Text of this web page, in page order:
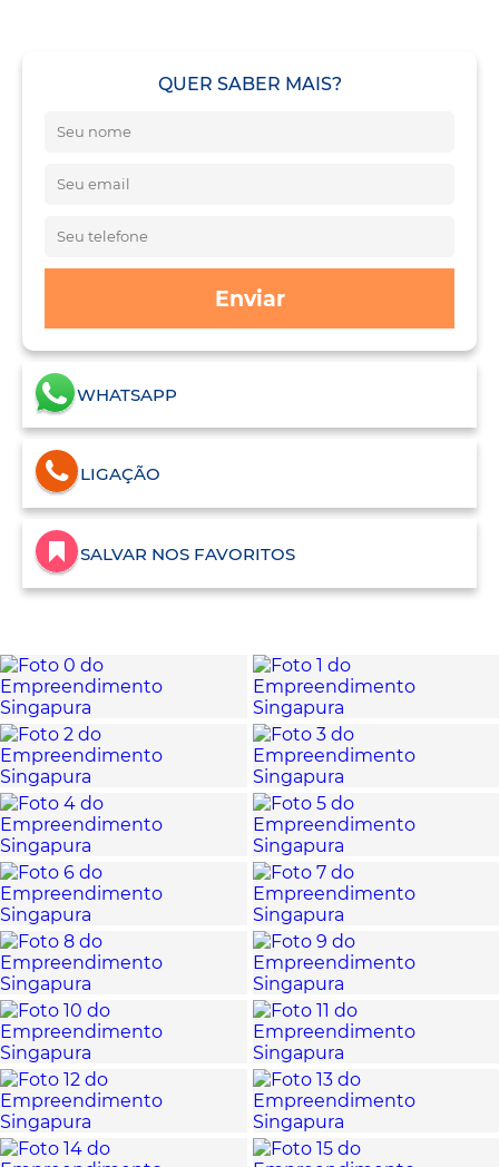
QUER SABER MAIS?
Enviar
WHATSAPP
LIGAÇÃO
SALVAR NOS FAVORITOS